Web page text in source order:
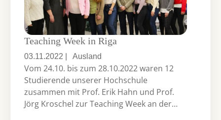
Teaching Week in Riga
03.11.2022 Ausland
Vom 24.10. bis zum 28.10.2022 waren 12
Studierende unserer Hochschule
zusammen mit Prof. Erik Hahn und Prof.
Jörg Kroschel zur Teaching Week an der…